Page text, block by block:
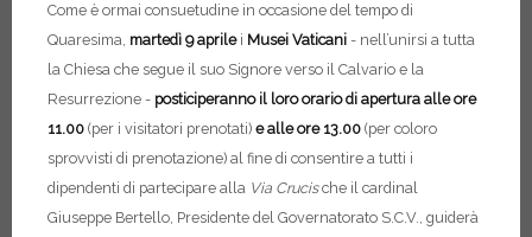
Come è ormai consuetudine in occasione del tempo di
Quaresima, martedì 9 aprile i Musei Vaticani - nell’unirsi a tutta
la Chiesa che segue il suo Signore verso il Calvario e la
Resurrezione - posticiperanno il loro orario di apertura alle ore
11.00 (per i visitatori prenotati) e alle ore 13.00 (per coloro
sprovvisti di prenotazione) al fine di consentire a tutti i
dipendenti di partecipare alla Via Crucische il cardinal
Giuseppe Bertello, Presidente del Governatorato S.C.V., guiderà